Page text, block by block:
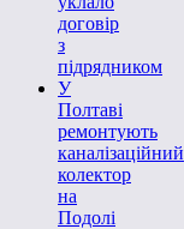
договір
з
підрядником
У
Полтаві
ремонтують
каналізаційний
колектор
на
Подолі